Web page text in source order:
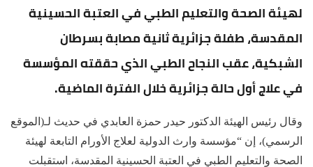
لهيئة الصحة والتعليم الطبي في العتبة الحسينية
المقدسة، طفلة جزائرية ثانية مصابة بسرطان
الشبكية، عقب النجاح الطبي الذي حققته المؤسسة
في علاج أول حالة جزائرية خلال الفترة الماضية.
وقال رئيس الهيئة الدكتور حيدر حمزة العابدي في حديث لـ(الموقع
الرسمي)، إن “مؤسسة وارث الدولية لعلاج الأورام التابعة لهيئة
الصحة والتعليم الطبي في العتبة الحسينية المقدسة، استقبلت